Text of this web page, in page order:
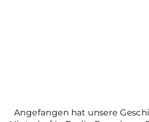
Angefangen hat unsere